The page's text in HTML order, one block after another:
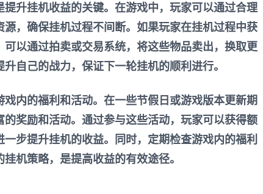
提升挂机收益的关键。在游戏中，玩家可以通过合理
，确保挂机过程不间断。如果玩家在挂机过程中获
以通过拍卖或交易系统，将这些物品卖出，换取更
自己的战力，保证下一轮挂机的顺利进行。
内的福利和活动。在一些节假日或游戏版本更新期
的奖励和活动。通过参与这些活动，玩家可以获得额
步提升挂机的收益。同时，定期检查游戏内的福利
机策略，是提高收益的有效途径。